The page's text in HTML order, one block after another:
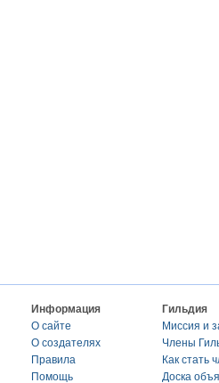
Информация
О сайте
О создателях
Правила
Помощь
Гильдия
Миссия и
Члены
Как стать
Доска